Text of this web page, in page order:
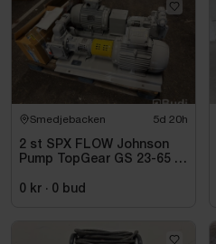
Smedjebacken 5d 20h
2 st SPX FLOW Johnson
Pump TopGear GS 23-65 |
0 kr · 0 bud